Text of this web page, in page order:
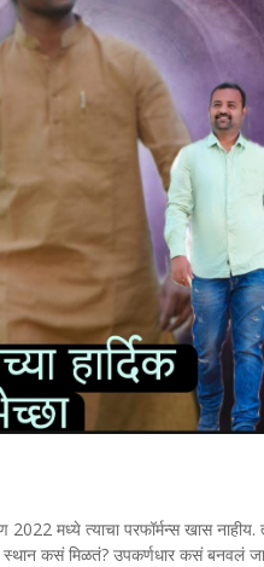
मध्ये त्याचा परफॉर्मन्स खास नाहीय.
स्थान कसं मिळतं? उपकर्णधार कसं बनवलं